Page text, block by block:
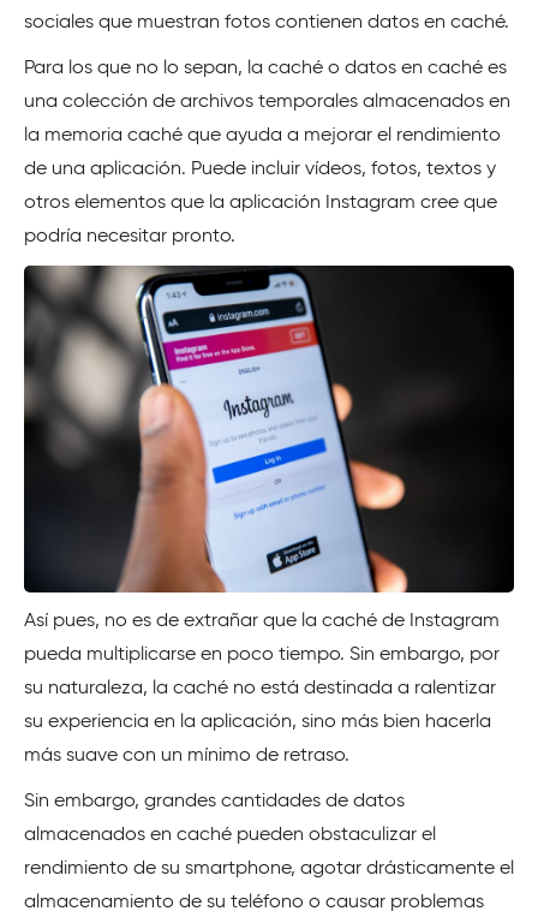
sociales que muestran fotos contienen datos en caché.
Para los que no lo sepan, la caché o datos en caché es
una colección de archivos temporales almacenados en
la memoria caché que ayuda a mejorar el rendimiento
de una aplicación. Puede incluir vídeos, fotos, textos y
otros elementos que la aplicación Instagram cree que
podría necesitar pronto.
Así pues, no es de extrañar que la caché de Instagram
pueda multiplicarse en poco tiempo. Sin embargo, por
su naturaleza, la caché no está destinada a ralentizar
su experiencia en la aplicación, sino más bien hacerla
más suave con un mínimo de retraso.
Sin embargo, grandes cantidades de datos
almacenados en caché pueden obstaculizar el
rendimiento de su smartphone, agotar drásticamente el
almacenamiento de su teléfono o causar problemas